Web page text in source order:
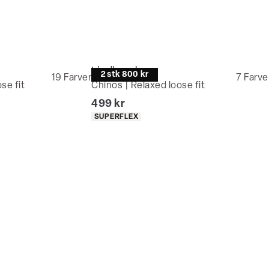
fit
19 Farver 2 stk 800 kr
Lindbergh
Chinos | Relaxed loose fit
7
I alt (inkl. rabat)
499 kr
Produkt egenskaber
SUPERFLEX